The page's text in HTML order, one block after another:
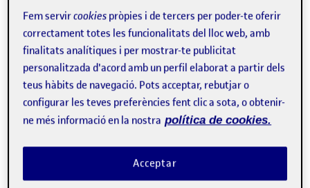
Publicat per
Mireia Carrera Navarro
Visibilitat:
Públic- Data de publicació
25 Oct. 2024-comentariel Expectatives
Tinc la gran sort de poder fer pràctiques al mateix centre on
estava treballant el curs passat com orientadora i psicopedagoga.
L’institut Montserrat Roig del barri de Gràcia de Barcelona, és un
centre que encara que no disposa de l’etiqueta de centre d’alta
complexitat si que té les necessitats d’un centre d’aquestes
característiques. Tenim un percentatge molt elevat d’alumnes
NEE i NESE, i en canvi pocs recursos econòmics i de personal
Fem servircookies pròpies i de tercers per poder-te oferir
correctament totes les funcionalitats del lloc web, amb
finalitats analítiques i per mostrar-te publicitat
personalitzada d'acord amb un perfil elaborat a partir dels
teus hàbits de navegació. Pots acceptar, rebutjar o
configurar les teves preferències fent clic a sota, o obtenir-
ne més informació en la nostra política de cookies.
Acceptar